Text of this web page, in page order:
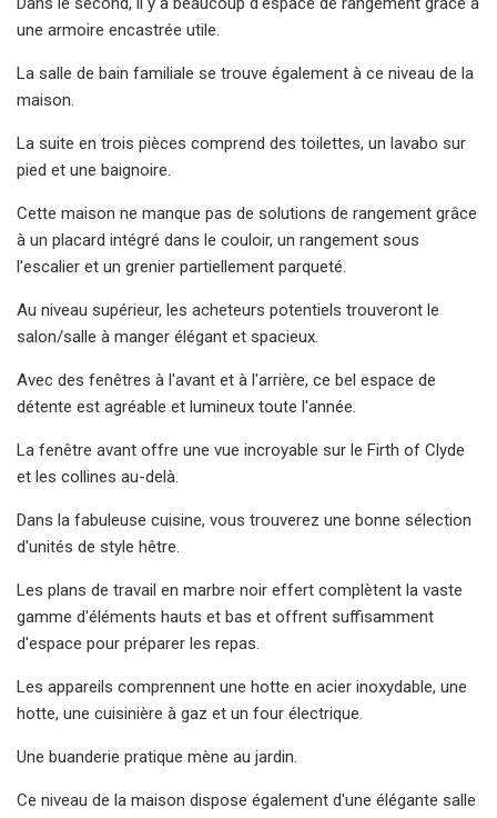
une armoire encastrée utile.
La salle de bain familiale se trouve également à ce niveau de la
maison.
La suite en trois pièces comprend des toilettes, un lavabo sur
pied et une baignoire.
Cette maison ne manque pas de solutions de rangement grâce
à un placard intégré dans le couloir, un rangement sous
l'escalier et un grenier partiellement parqueté.
Au niveau supérieur, les acheteurs potentiels trouveront le
salon/salle à manger élégant et spacieux.
Avec des fenêtres à l'avant et à l'arrière, ce bel espace de
détente est agréable et lumineux toute l'année.
La fenêtre avant offre une vue incroyable sur le Firth of Clyde
et les collines au-delà.
Dans la fabuleuse cuisine, vous trouverez une bonne sélection
d'unités de style hêtre.
Les plans de travail en marbre noir effert complètent la vaste
gamme d'éléments hauts et bas et offrent suffisamment
d'espace pour préparer les repas.
Les appareils comprennent une hotte en acier inoxydable, une
hotte, une cuisinière à gaz et un four électrique.
Une buanderie pratique mène au jardin.
Ce niveau de la maison dispose également d'une élégante salle